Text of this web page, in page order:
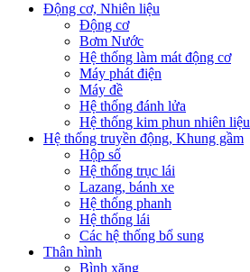
Động cơ, Nhiên liệu
Động cơ
Bơm Nước
Hệ thống làm mát động cơ
Máy phát điện
Máy đề
Hệ thống đánh lửa
Hệ thống kim phun nhiên liệu
Hệ thống truyền động, Khung gầm
Hộp số
Hệ thống trục lái
Lazang, bánh xe
Hệ thống phanh
Hệ thống lái
Các hệ thống bổ sung
Thân hình
Bình xăng